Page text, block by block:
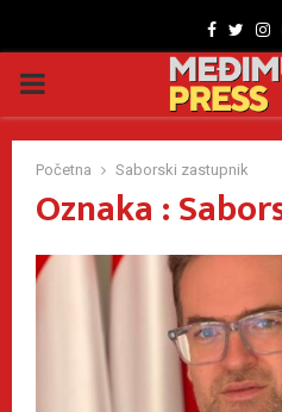
PRIMARY
MENU
Početna Saborski zastupnik
Oznaka :